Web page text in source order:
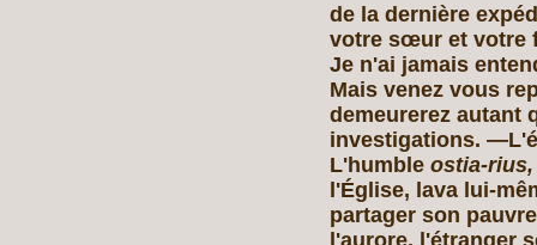
de la dernière
votre sœur et votre
Je n'ai jamais
Mais venez vous
demeurerez autant
investigations.
L'humble ostia-
l'Église, lava lui-
partager son
l'aurore, l'étranger